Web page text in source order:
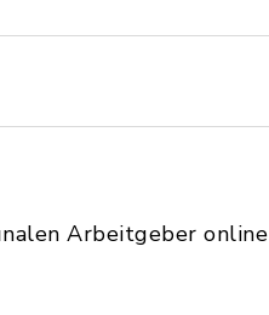
Arbeitgeber online